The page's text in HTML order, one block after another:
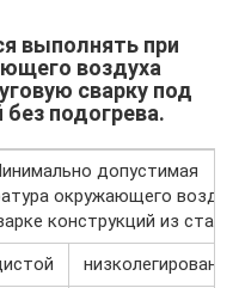
выполнять при
воздуха
сварку под
подогрева.
допустимая
окружающего
конструкций из стали